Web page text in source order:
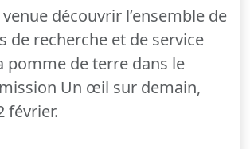
venue découvrir l’ensemble de
de recherche et de service
pomme de terre dans le
Un œil sur demain,
février.